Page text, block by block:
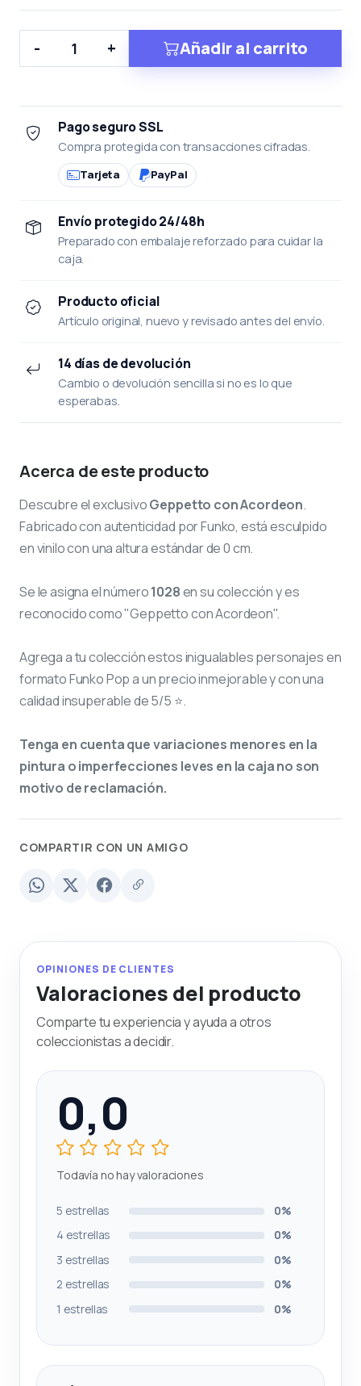
- + Añadir al carrito
Pago seguro SSL
Compra protegida con transacciones cifradas.
Tarjeta PayPal
Envío protegido 24/48h
Preparado con embalaje reforzado para cuidar la
caja.
Producto oficial
Artículo original, nuevo y revisado antes del envío.
14 días de devolución
Cambio o devolución sencilla si no es lo que
esperabas.
Acerca de este producto
Descubre el exclusivoGeppetto con Acordeon.
Fabricado con autenticidad por Funko, está esculpido
en vinilo con una altura estándar de 0 cm.
Se le asigna el número1028en su colección y es
reconocido como "Geppetto con Acordeon".
Agrega a tu colección estos inigualables personajes en
formato Funko Pop a un precio inmejorable y con una
calidad insuperable de 5/5 ⭐.
Tenga en cuenta que variaciones menores en la
pintura o imperfecciones leves en la caja no son
motivo de reclamación.
COMPARTIR CON UN AMIGO
OPINIONES DE CLIENTES
Valoraciones del producto
Comparte tu experiencia y ayuda a otros
coleccionistas a decidir.
0,0
Todavía no hay valoraciones
5 estrellas
0%
4 estrellas
0%
3 estrellas
0%
2 estrellas
0%
1 estrellas
0%